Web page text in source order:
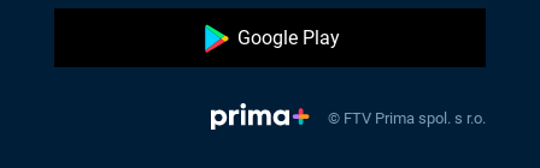
Google Play
© FTV Prima spol. s r.o.